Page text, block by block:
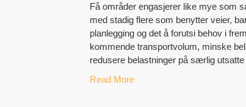
Få områder engasjerer like mye som
med stadig flere som benytter veier,
planlegging og det å forutsi behov i
kommende transportvolum, minske
redusere belastninger på særlig utsatte
Read More